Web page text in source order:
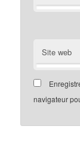
Site web
navigateur